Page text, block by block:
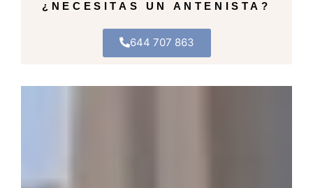
¿NECESITAS UN ANTENISTA?
644 707 863